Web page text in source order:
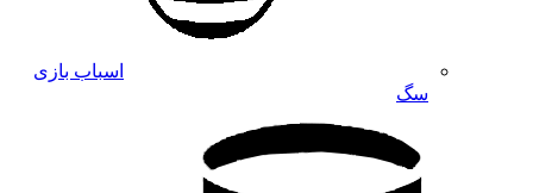
اسباب بازی
سگ